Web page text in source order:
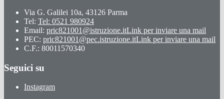
Via G. Galilei 10a, 43126 Parma
Tel: Tel: 0521 980924
Email: pric821001@istruzione.itLink per inviare una mail
PEC: pric821001@pec.istruzione.itLink per inviare una mail
C.F.: 80011570340
Seguici su
Instagram